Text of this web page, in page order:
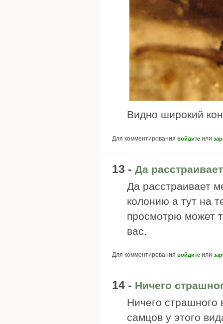
Видно широкий
Для комментирования войдите или
13 - Да
Да расстраивает
колонию а тут на
просмотрю может
вас.
Для комментирования войдите или
14 - Ничего
Ничего страшного
самцов у этого